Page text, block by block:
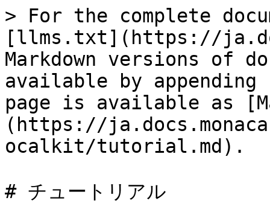
> For the complete
[llms.txt](https://
Markdown versions of
available by
page is available as
(https://
ocalkit/tutorial.md).
# チュートリアル